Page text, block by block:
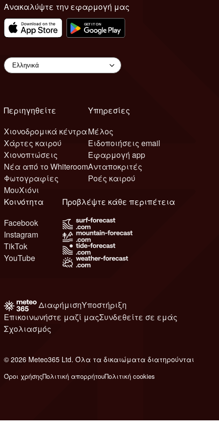
Ανακαλύψτε την εφαρμογή μας
Περιηγηθείτε
Χιονοδρομικά κέντρα
Χάρτες καιρού
Χιονοπτώσεις
Νέα από το Whiteroom
Φωτογραφίες
ΜουΧιόνι
Υπηρεσίες
Μέλος
Ειδοποιήσεις email
Εφαρμογή app
Ανταποκριτές
Ροές καιρού
Κοινότητα
Facebook
Instagram
TikTok
YouTube
Προβλέψτε κάθε περιπέτεια
ΔιαφήμισηΥποστήριξη
Επικοινωνήστε μαζί μαςΣυνδεθείτε σε εμάς
Σχολιασμός
© 2026 Meteo365 Ltd. Όλα τα δικαιώματα διατηρούνται
Όροι χρήσηςΠολιτική απορρήτουΠολιτική cookies